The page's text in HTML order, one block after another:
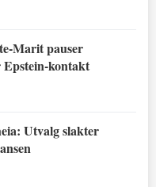
Marit pauser
kontakt
Utvalg slakter